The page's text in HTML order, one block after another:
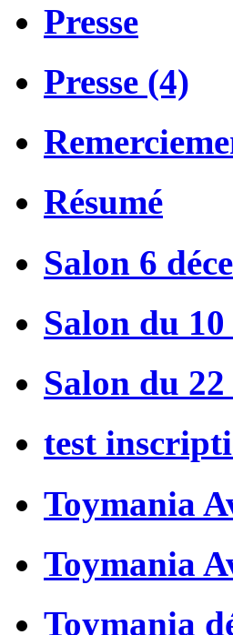
Presse
Presse (4)
Résumé
Salon 6
Salon du
Salon du
test
Toymania
Toymania
Toymania